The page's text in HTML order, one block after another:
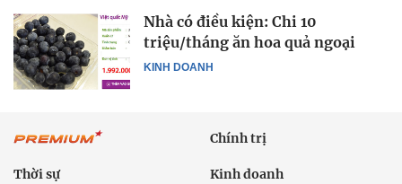
KINH DOANH
Nhà có điều kiện: Chi 10
triệu/tháng ăn hoa quả ngoại
Chính trị
Thời sự Kinh doanh